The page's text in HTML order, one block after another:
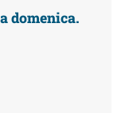
domenica.